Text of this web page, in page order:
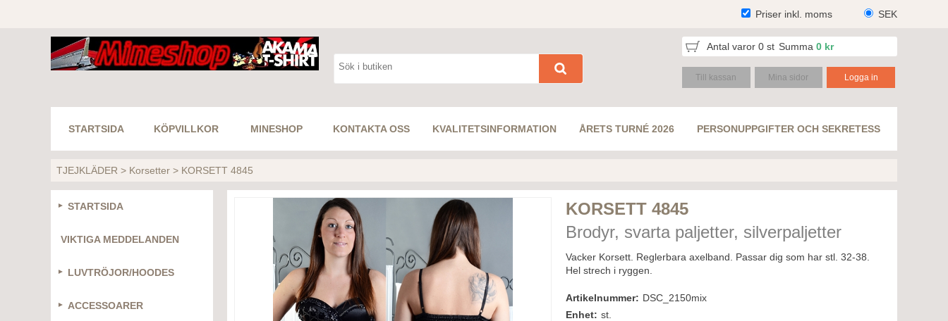
SEK
Priser inkl. moms
Antal varor 0 st Summa 0 kr
Till kassan Mina sidor Logga in
STARTSIDA KÖPVILLKOR MINESHOP KONTAKTA OSS KVALITETSINFORMATION ÅRETS TURNÉ 2026 PERSONUPPGIFTER OCH SEKRETESS
TJEJKLÄDER > Korsetter > KORSETT 4845
STARTSIDA
VIKTIGA MEDDELANDEN
LUVTRÖJOR/HOODES
ACCESSOARER
KORSETT 4845
Brodyr, svarta paljetter, silverpaljetter
Vacker Korsett. Reglerbara axelband. Passar dig som har stl. 32-38.
Hel strech i ryggen.
Artikelnummer: DSC_2150mix
Enhet: st.